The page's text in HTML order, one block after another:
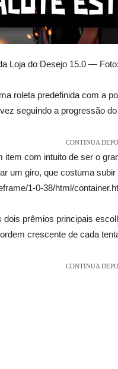
Loja do Desejo 15.0 —
roleta predefinida com a
seguindo a progressão
CONTINUA
item com intuito de ser o
um giro, que costuma
1-0-38/html/
prêmios principais
crescente de cada
CONTINUA